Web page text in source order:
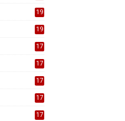
19
19
17
17
17
17
17